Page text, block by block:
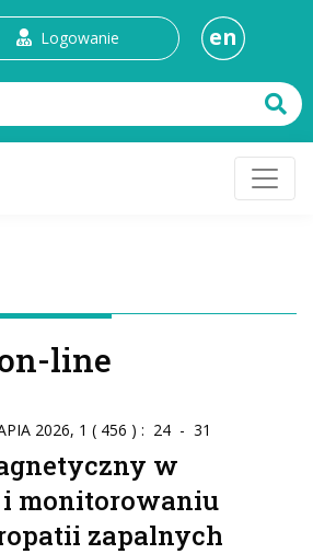
Logowanie en
line
2026, 1 ( 456 ) : 24 - 31
w
monitorowaniu
zapalnych